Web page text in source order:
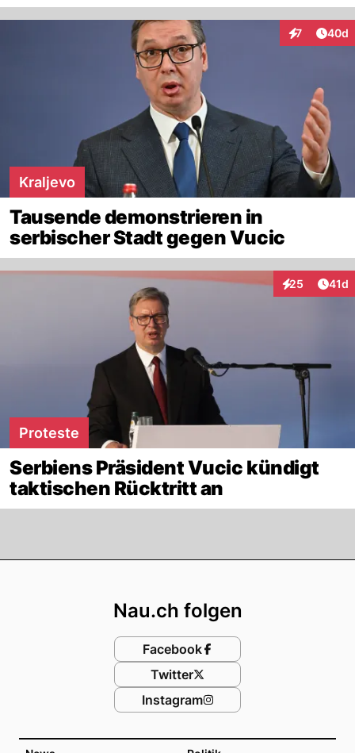
7
Interaktionen
40d
Kraljevo
Tausende demonstrieren in
serbischer Stadt gegen Vucic
25
Interaktionen
41d
Proteste
Serbiens Präsident Vucic kündigt
taktischen Rücktritt an
Nau.ch folgen
Facebook
Twitter
Instagram